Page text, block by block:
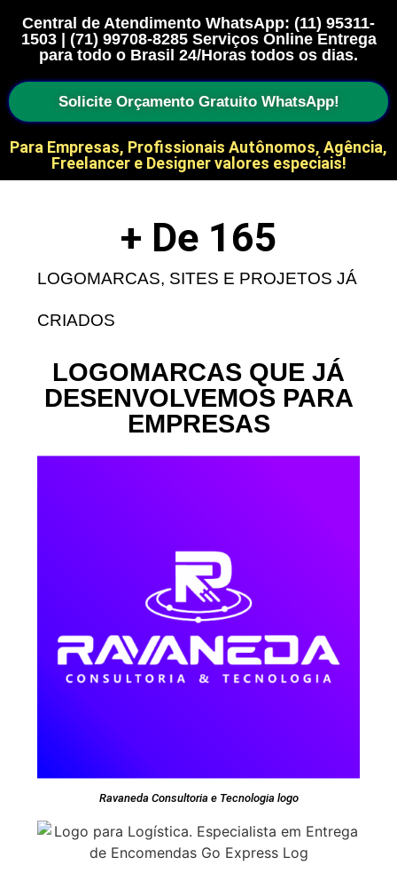
Central de Atendimento WhatsApp: (11) 95311-
1503 | (71) 99708-8285 Serviços Online Entrega
para todo o Brasil 24/Horas todos os dias.
Solicite Orçamento Gratuito WhatsApp!
Para Empresas, Profissionais Autônomos, Agência,
Freelancer e Designer valores especiais!
LOGOMARCAS, SITES E PROJETOS JÁ
CRIADOS
+ De 165
LOGOMARCAS QUE JÁ
DESENVOLVEMOS PARA
EMPRESAS
Ravaneda Consultoria e Tecnologia logo